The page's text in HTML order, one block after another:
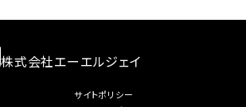
株式会社エーエルジェイ
サイトポリシー